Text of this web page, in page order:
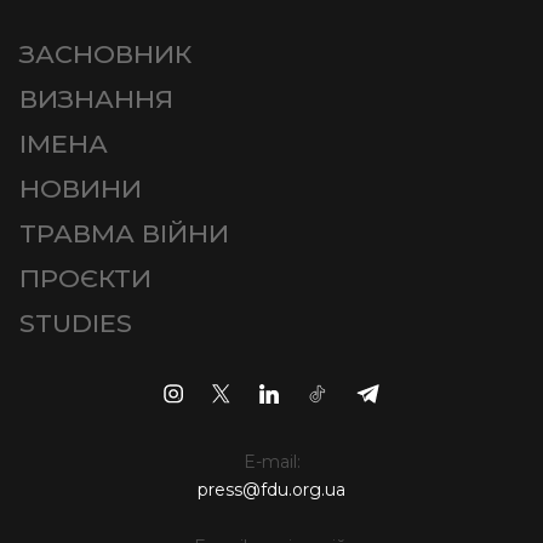
ЗАСНОВНИК
ВИЗНАННЯ
ІМЕНА
НОВИНИ
ТРАВМА ВІЙНИ
ПРОЄКТИ
STUDIES
E-mail:
press@fdu.org.ua